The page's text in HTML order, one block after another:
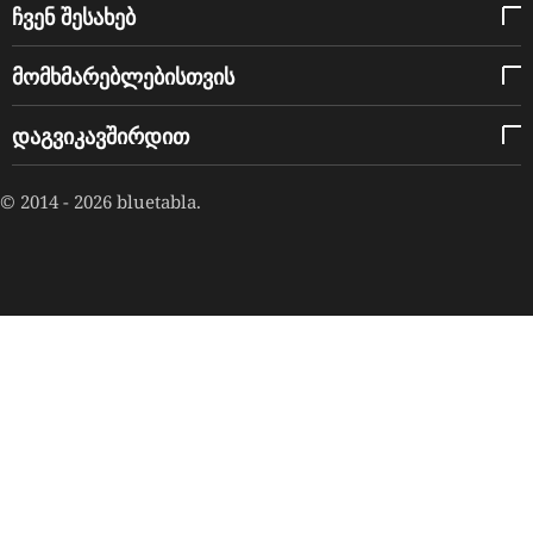
ჩვენ შესახებ
მომხმარებლებისთვის
დაგვიკავშირდით
© 2014 - 2026 bluetabla.